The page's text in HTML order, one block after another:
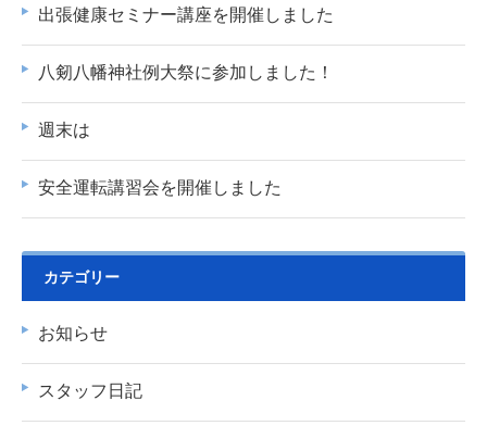
出張健康セミナー講座を開催しました
八剱八幡神社例大祭に参加しました！
週末は
安全運転講習会を開催しました
カテゴリー
お知らせ
スタッフ日記